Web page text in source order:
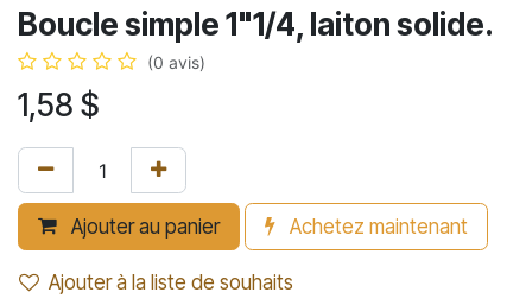
Boucle simple 1"1/4, laiton solide.
(0 avis)
1,58 $
Ajouter au panier Achetez maintenant
Ajouter à la liste de souhaits